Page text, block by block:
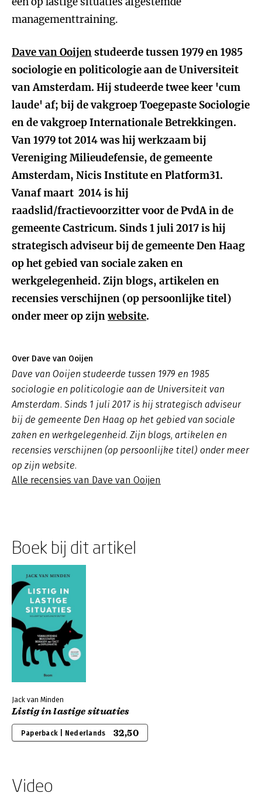
managementtraining.
Dave van Ooijenstudeerde tussen 1979 en 1985
sociologie en politicologie aan de Universiteit
van Amsterdam. Hij studeerde twee keer 'cum
laude' af; bij de vakgroep Toegepaste Sociologie
en de vakgroep Internationale Betrekkingen.
Van 1979 tot 2014 was hij werkzaam bij
Vereniging Milieudefensie, de gemeente
Amsterdam, Nicis Institute en Platform31.
Vanaf maart 2014 is hij
raadslid/fractievoorzitter voor de PvdA in de
gemeente Castricum. Sinds 1 juli 2017 is hij
strategisch adviseur bij de gemeente Den Haag
op het gebied van sociale zaken en
werkgelegenheid. Zijn blogs, artikelen en
recensies verschijnen (op persoonlijke titel)
onder meer op zijnwebsite.
Over Dave van Ooijen
Dave van Ooijen studeerde tussen 1979 en 1985
sociologie en politicologie aan de Universiteit van
Amsterdam. Sinds 1 juli 2017 is hij strategisch adviseur
bij de gemeente Den Haag op het gebied van sociale
zaken en werkgelegenheid. Zijn blogs, artikelen en
recensies verschijnen (op persoonlijke titel) onder meer
op zijn website.
Alle recensies van Dave van Ooijen
Boek bij dit artikel
Jack van Minden
Listig in lastige situaties
Paperback | Nederlands 32,50
Video